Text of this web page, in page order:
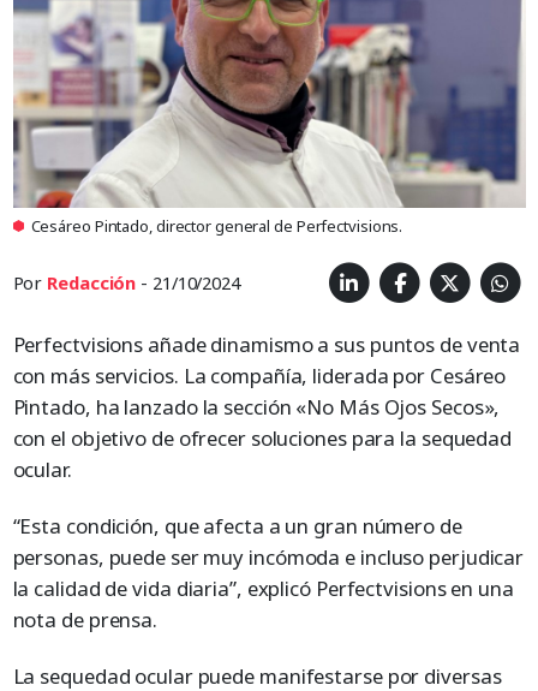
Cesáreo Pintado, director general de Perfectvisions.
Por Redacción - 21/10/2024
Perfectvisions añade dinamismo a sus puntos de venta
con más servicios. La compañía, liderada por Cesáreo
Pintado, ha lanzado la sección «No Más Ojos Secos»,
con el objetivo de ofrecer soluciones para la sequedad
ocular.
“Esta condición, que afecta a un gran número de
personas, puede ser muy incómoda e incluso perjudicar
la calidad de vida diaria”, explicó Perfectvisions en una
nota de prensa.
La sequedad ocular puede manifestarse por diversas